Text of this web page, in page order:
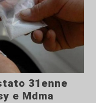
31enne
e Mdma